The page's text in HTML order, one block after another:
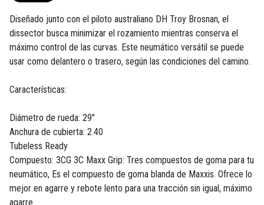
Diseñado junto con el piloto australiano DH Troy Brosnan, el
dissector busca minimizar el rozamiento mientras conserva el
máximo control de las curvas. Este neumático versátil se puede
usar como delantero o trasero, según las condiciones del camino.
Características:
Diámetro de rueda: 29"
Anchura de cubierta: 2.40
Tubeless Ready
Compuesto: 3CG 3C Maxx Grip: Tres compuestos de goma para tu
neumático, Es el compuesto de goma blanda de Maxxis. Ofrece lo
mejor en agarre y rebote lento para una tracción sin igual, máximo
agarre.